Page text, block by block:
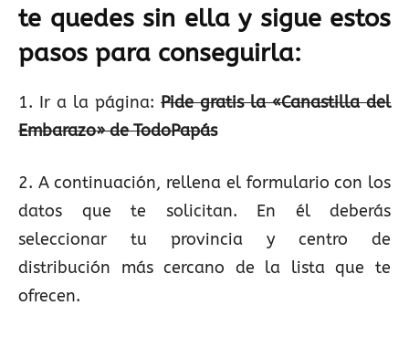
te quedes sin ella y sigue estos
pasos para conseguirla:
1. Ir a la página: Pide gratis la «Canastilla del
Embarazo» de TodoPapás
2. A continuación, rellena el formulario con los
datos que te solicitan. En él deberás
seleccionar tu provincia y centro de
distribución más cercano de la lista que te
ofrecen.